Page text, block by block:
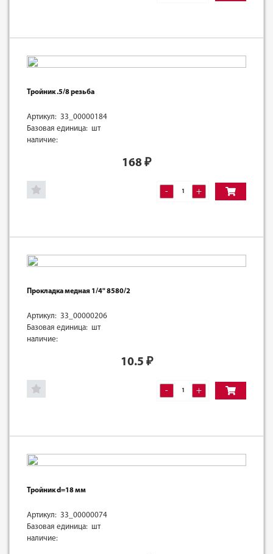
Тройник .5/8 резьба
Артикул: 33_00000184
Базовая единица: шт
наличие:
168 ₽
- +
Прокладка медная 1/4" 8580/2
Артикул: 33_00000206
Базовая единица: шт
наличие:
10.5 ₽
- +
Тройник d=18 мм
Артикул: 33_00000074
Базовая единица: шт
наличие: